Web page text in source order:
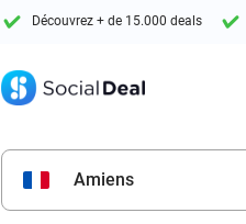
Découvrez + de 15.000 deals
Amiens